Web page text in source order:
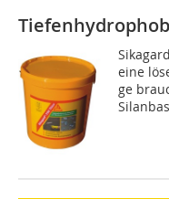
eine
ge­